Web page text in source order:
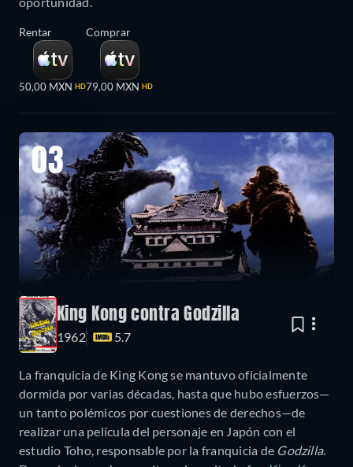
Rentar
50,00 MXN HD
Comprar
79,00 MXN HD
03
King Kong contra Godzilla
1962 5.7
La franquicia de King Kong se mantuvo oficialmente
dormida por varias décadas, hasta que hubo esfuerzos—
un tanto polémicos por cuestiones de derechos—de
realizar una película del personaje en Japón con el
estudio Toho, responsable por la franquicia de Godzilla.